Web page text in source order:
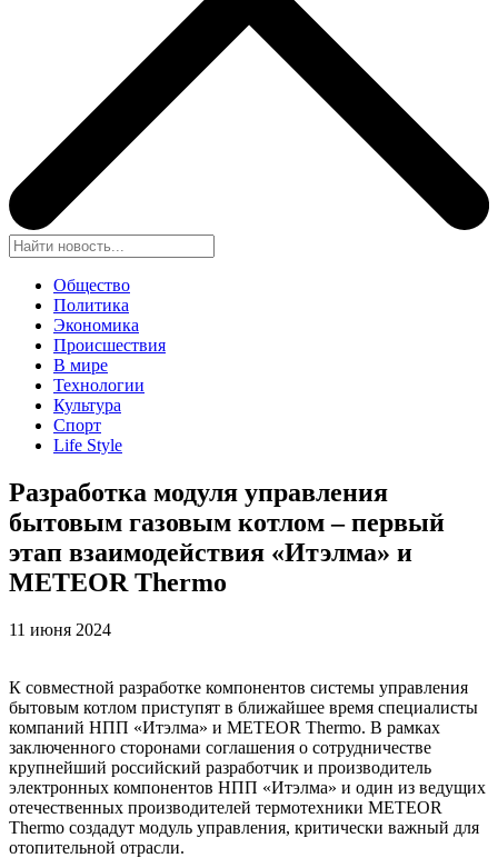
Общество
Политика
Экономика
Происшествия
В мире
Технологии
Культура
Спорт
Life Style
Разработка модуля управления
бытовым газовым котлом – первый
этап взаимодействия «Итэлма» и
METEOR Thermo
11 июня 2024
К совместной разработке компонентов системы управления
бытовым котлом приступят в ближайшее время специалисты
компаний НПП «Итэлма» и METEOR Thermo. В рамках
заключенного сторонами соглашения о сотрудничестве
крупнейший российский разработчик и производитель
электронных компонентов НПП «Итэлма» и один из ведущих
отечественных производителей термотехники METEOR
Thermo создадут модуль управления, критически важный для
отопительной отрасли.